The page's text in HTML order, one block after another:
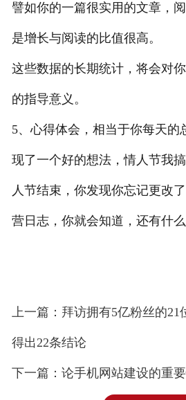
譬如你的一篇很实用的文章，
是增长与阅读的比值很高。
这些数据的长期统计，将会对
的指导意义。
5、心得体会，相当于你每天的
现了一个好的想法，情人节我
人节结束，你发现你忘记更改
营日志，你就会知道，还有什么
上一篇：拜访拥有5亿粉丝的21
得出22条结论
下一篇：论手机网站建设的重要